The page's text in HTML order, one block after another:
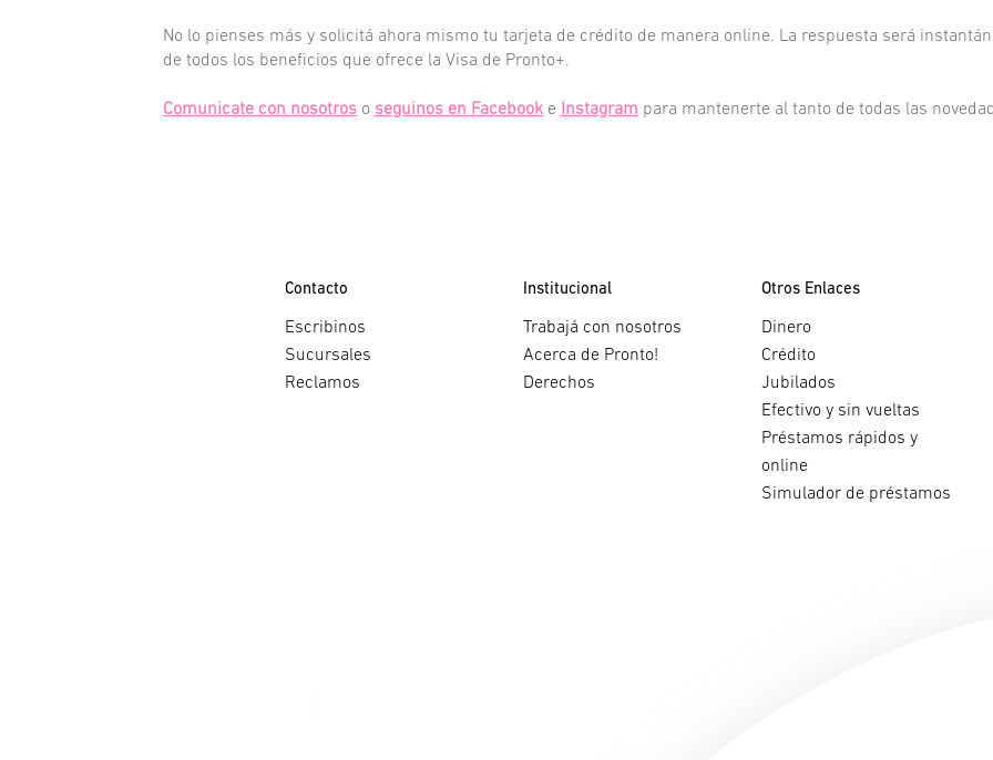
No lo pienses más y solicitá ahora mismo tu tarjeta de crédito de manera online. La respuesta será
de todos los beneficios que ofrece la Visa de Pronto+.
Comunicate con nosotros o seguinos en Facebook e Instagram para mantenerte al tanto de todas las
Contacto
Escribinos
Sucursales
Reclamos
Institucional
Trabajá con nosotros
Acerca de Pronto!
Derechos
Otros Enlaces
Dinero
Crédito
Jubilados
Efectivo y sin vueltas
Préstamos rápidos y
online
Simulador de préstamos